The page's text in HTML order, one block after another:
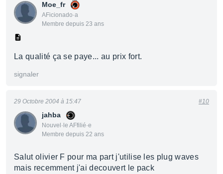
Moe_fr
AFicionado·a
Membre depuis 23 ans
La qualité ça se paye... au prix fort.
signaler
jahba
Nouvel·le AFfilié·e
Membre depuis 22 ans
29 Octobre 2004 à 15:47 #10
Salut olivier F pour ma part j'utilise les plug waves
mais recemment j'ai decouvert le pack